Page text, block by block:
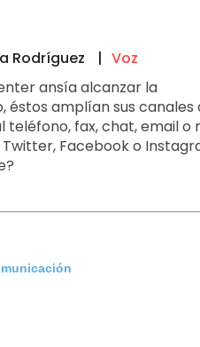
Rodríguez
Voz
ansía alcanzar la
éstos amplían sus canales
fax, chat, email o
Facebook o